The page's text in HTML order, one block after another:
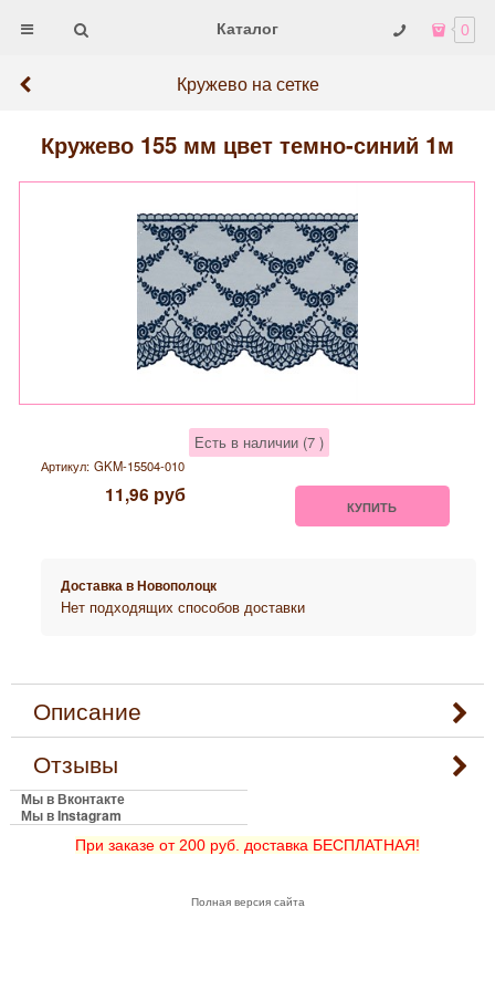
Каталог 0
Кружево на сетке
Кружево 155 мм цвет темно-синий 1м
Есть в наличии (7 )
Артикул: GKM-15504-010
11,96 руб КУПИТЬ
Доставка вНовополоцк
Нет подходящих способов доставки
Описание
Отзывы
Мы в Вконтакте
Мы в Instagram
При заказе от 200 руб. доставка БЕСПЛАТНАЯ!
Полная версия сайта